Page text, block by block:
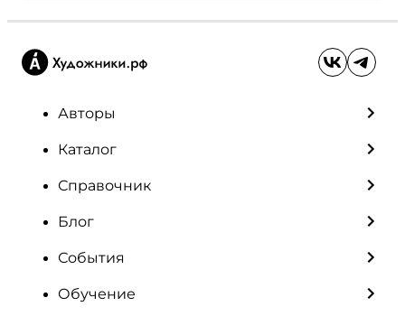
Авторы
Каталог
Справочник
Блог
События
Обучение